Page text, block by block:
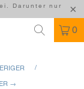
Darunter nur
0
/
→